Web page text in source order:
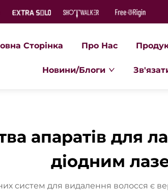
Сторінка Про Нас
Новини/Блоги
апаратів для
діодним
систем для видалення волосся є